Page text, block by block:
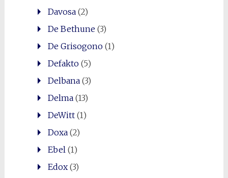
Davosa(2)
De Bethune(3)
De Grisogono(1)
Defakto(5)
Delbana(3)
Delma(13)
DeWitt(1)
Doxa(2)
Ebel (1)
Edox(3)